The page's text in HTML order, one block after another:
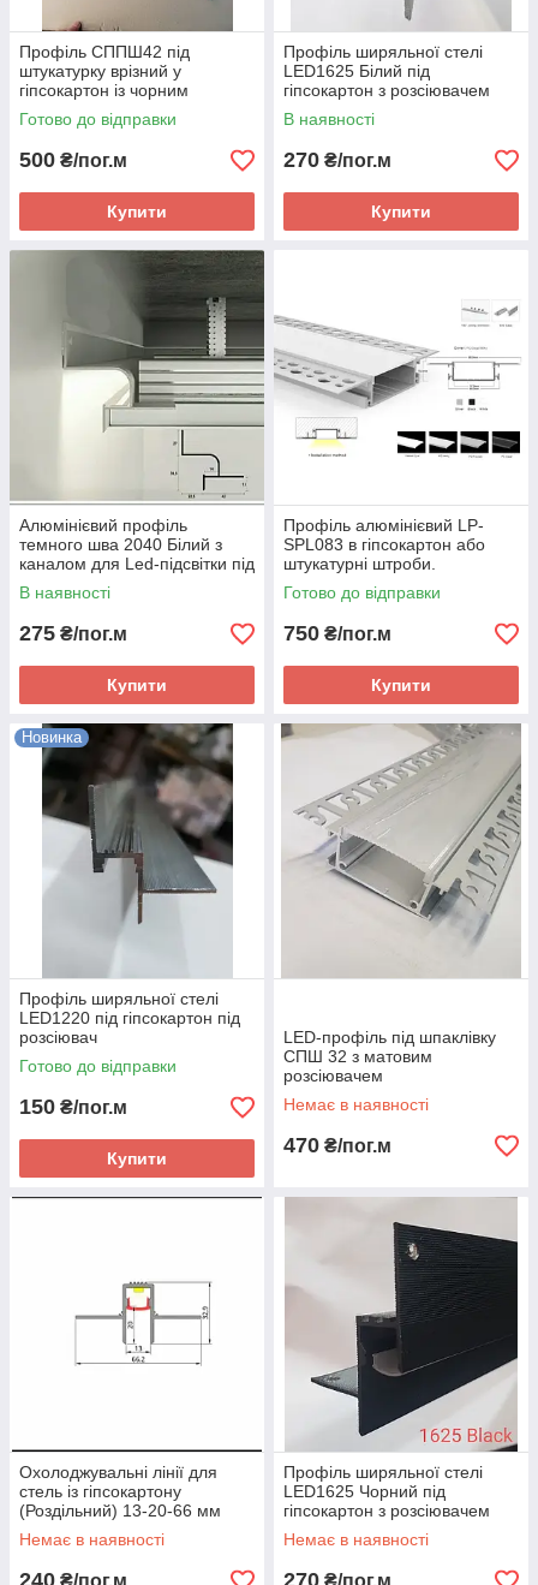
Профіль СППШ42 під
штукатурку врізний у
гіпсокартон із чорним
екраном
Готово до відправки
500 ₴/пог.м
Купити
Профіль ширяльної стелі
LED1625 Білий під
гіпсокартон з розсіювачем
В наявності
270 ₴/пог.м
Купити
Алюмінієвий профіль
темного шва 2040 Білий з
каналом для Led-підсвітки під
гіпсокартон
В наявності
275 ₴/пог.м
Купити
Профіль алюмінієвий LP-
SPL083 в гіпсокартон або
штукатурні штроби.
Готово до відправки
750 ₴/пог.м
Купити
Новинка
Профіль ширяльної стелі
LED1220 під гіпсокартон під
розсіювач
Готово до відправки
150 ₴/пог.м
Купити
LED-профіль під шпаклівку
СПШ 32 з матовим
розсіювачем
Немає в наявності
470 ₴/пог.м
Охолоджувальні лінії для
стель із гіпсокартону
(Роздільний) 13-20-66 мм
LED
Немає в наявності
240 ₴/пог.м
Профіль ширяльної стелі
LED1625 Чорний під
гіпсокартон з розсіювачем
Немає в наявності
270 ₴/пог.м